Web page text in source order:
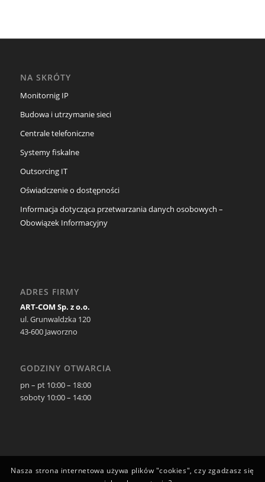
NA SKRÓTY
Monitornig IP
Budowa i utrzymanie sieci
Centrale telefoniczne
Systemy fiskalne
Outsorcing IT
Oświadczenie o dostępności
Informacja dotycząca przetwarzania danych osobowych –
Obowiązek Informacyjny
ADRES FIRMY
ART-COM Sp. z o.o.
ul. Grunwaldzka 120
43-600 Jaworzno
GODZINY OTWARCIA
pn – pt 10:00 – 18:00
soboty 10:00 – 14:00
Nasza strona internetowa używa plików "cookies", czy zgadzasz się